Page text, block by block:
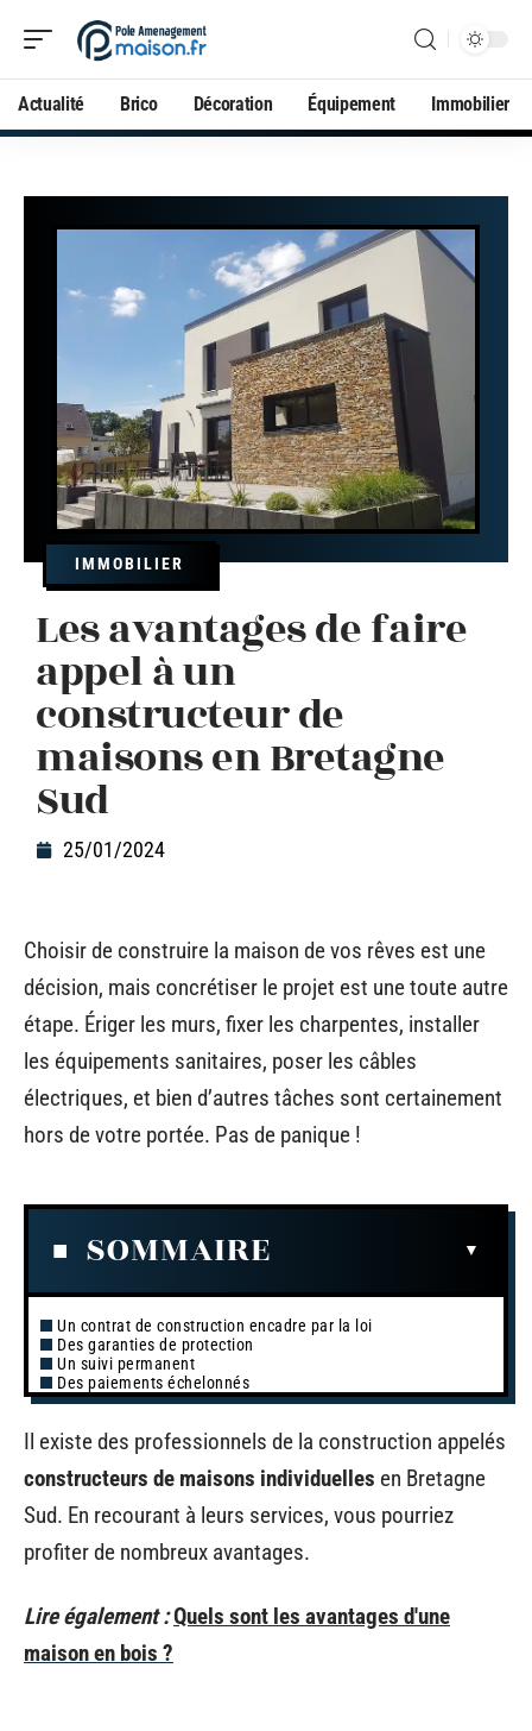
Actualité Brico Décoration Équipement Immobilier
IMMOBILIER
Les avantages de faire
appel à un
constructeur de
maisons en Bretagne
Sud
25/01/2024
Choisir de construire la maison de vos rêves est une
décision, mais concrétiser le projet est une toute autre
étape. Ériger les murs, fixer les charpentes, installer
les équipements sanitaires, poser les câbles
électriques, et bien d’autres tâches sont certainement
hors de votre portée. Pas de panique !
SOMMAIRE
Un contrat de construction encadre par la loi
Des garanties de protection
Un suivi permanent
Des paiements échelonnés
Il existe des professionnels de la construction appelés
constructeurs de maisons individuelles en Bretagne
Sud. En recourant à leurs services, vous pourriez
profiter de nombreux avantages.
Lire également :Quels sont les avantages d'une
maison en bois ?